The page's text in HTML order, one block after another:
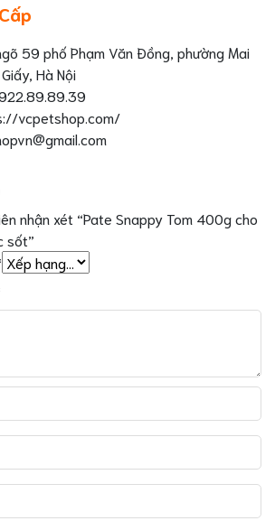
59 phố Phạm Văn Đồng, phường Mai
Hà Nội
vcpetshop.com/
nhận xét “Pate Snappy Tom 400g cho
sốt”